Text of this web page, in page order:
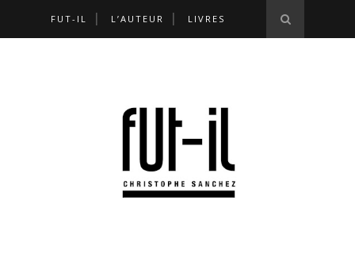
FUT-IL L’AUTEUR LIVRES